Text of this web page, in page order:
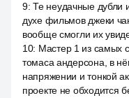
9:Те неудачные дубли
духе фильмов джеки
вообще смогли их
10: Мастер 1 из самых
томаса андерсона, в
напряжении и тонкой
проекте не обходится